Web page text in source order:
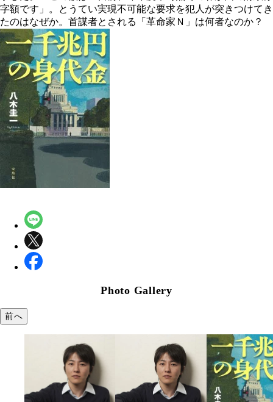
字額です」。とうてい実現不可能な要求を犯人が突きつけてき
たのはなぜか。首謀者とされる「革命家Ｎ」は何者なのか？
Photo Gallery
前へ